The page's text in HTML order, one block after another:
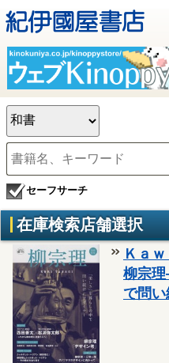
セーフサーチ
在庫検索店舗選択
Ｋａ
柳宗
で問